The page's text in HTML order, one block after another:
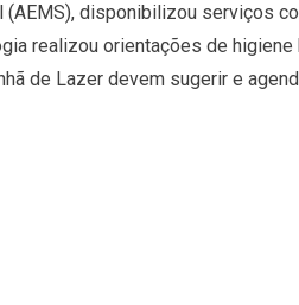
disponibilizou serviços
realizou orientações de
de Lazer devem sugerir e